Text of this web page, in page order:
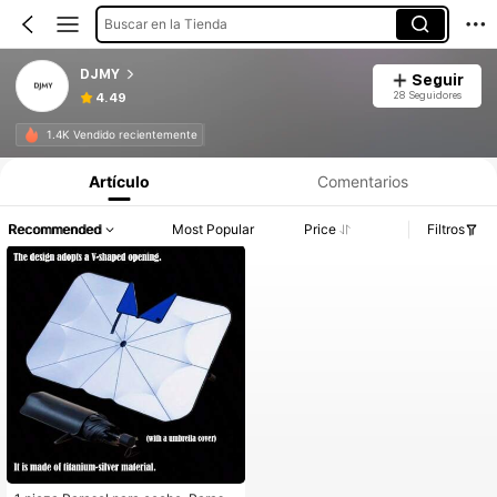
Buscar en la Tienda
DJMY
4.49
Seguir
28 Seguidores
1.4K Vendido recientemente
Artículo Comentarios
Recommended Most Popular Price Filtros